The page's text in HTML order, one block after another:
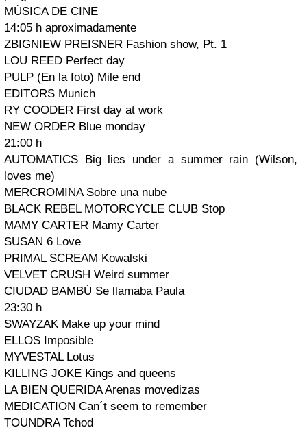
MÚSICA DE CINE
14:05 h aproximadamente
ZBIGNIEW PREISNER Fashion show, Pt. 1
LOU REED Perfect day
PULP (En la foto) Mile end
EDITORS Munich
RY COODER First day at work
NEW ORDER Blue monday
21:00 h
AUTOMATICS Big lies under a summer rain (Wilson,
loves me)
MERCROMINA Sobre una nube
BLACK REBEL MOTORCYCLE CLUB Stop
MAMY CARTER Mamy Carter
SUSAN 6 Love
PRIMAL SCREAM Kowalski
VELVET CRUSH Weird summer
CIUDAD BAMBÚ Se llamaba Paula
23:30 h
SWAYZAK Make up your mind
ELLOS Imposible
MYVESTAL Lotus
KILLING JOKE Kings and queens
LA BIEN QUERIDA Arenas movedizas
MEDICATION Can´t seem to remember
TOUNDRA Tchod